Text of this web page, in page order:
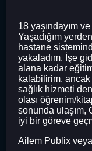
18 yaşındayım
Yaşadığım
hastane
yakaladım. İşe
alana kadar
kalabilirim,
sağlık hizmeti
olası öğrenim/
sonunda ulaşım,
iyi bir göreve
Ailem Publix